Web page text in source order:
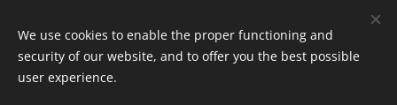
Latviešu Valoda
Türkçe Tiếng Việt 日本語
Srpski
Eesti keel
Magyar മലയാളം فارسی
Bosanski
Lietuvių kalba
We use cookies to enable the proper functioning and
security of our website, and to offer you the best possible
user experience.